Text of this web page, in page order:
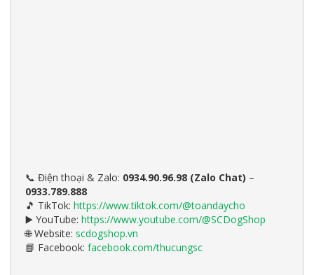
📞 Điện thoại & Zalo: 0934.90.96.98 (Zalo Chat) –
0933.789.888
🎵 TikTok: https://www.tiktok.com/@toandaycho
▶️ YouTube: https://www.youtube.com/@SCDogShop
🌐Website: scdogshop.vn
📘 Facebook: facebook.com/thucungsc